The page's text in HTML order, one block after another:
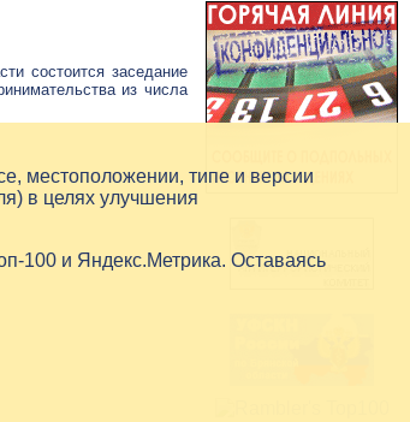
состоится заседание
из числа
, местоположении, типе и версии
в целях улучшения
100 и Яндекс.Метрика. Оставаясь